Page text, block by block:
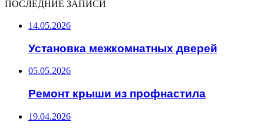
ПОСЛЕДНИЕ ЗАПИСИ
14.05.2026
Установка межкомнатных дверей
05.05.2026
Ремонт крыши из профнастила
19.04.2026